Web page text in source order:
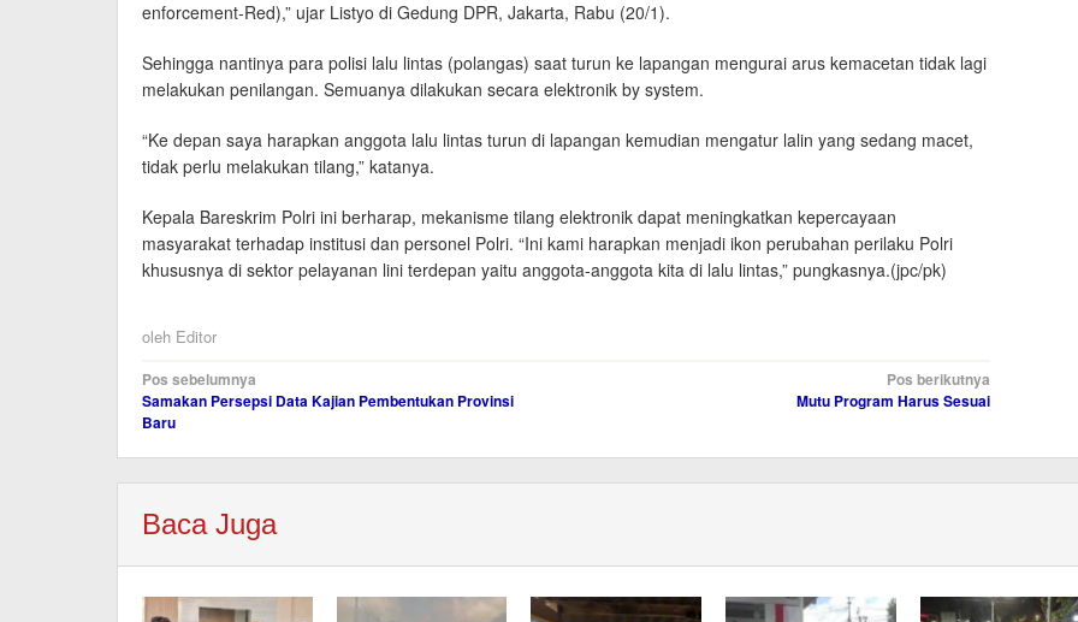
enforcement-Red),” ujar Listyo di Gedung DPR, Jakarta, Rabu (20/1).
Sehingga nantinya para polisi lalu lintas (polangas) saat turun ke lapangan mengurai arus kemacetan tidak lagi
melakukan penilangan. Semuanya dilakukan secara elektronik by system.
“Ke depan saya harapkan anggota lalu lintas turun di lapangan kemudian mengatur lalin yang sedang macet,
tidak perlu melakukan tilang,” katanya.
Kepala Bareskrim Polri ini berharap, mekanisme tilang elektronik dapat meningkatkan kepercayaan
masyarakat terhadap institusi dan personel Polri. “Ini kami harapkan menjadi ikon perubahan perilaku Polri
khususnya di sektor pelayanan lini terdepan yaitu anggota-anggota kita di lalu lintas,” pungkasnya.(jpc/pk)
oleh Editor
Navigasi
pos
Pos sebelumnya
Samakan Persepsi Data Kajian Pembentukan Provinsi
Baru
Pos berikutnya
Mutu Program Harus Sesuai
Baca Juga